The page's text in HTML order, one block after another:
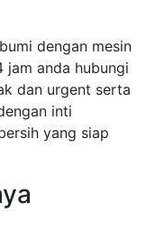
dengan mesin
anda hubungi
dan urgent serta
inti
yang siap